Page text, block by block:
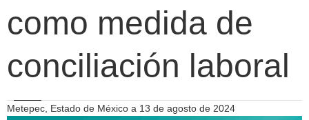
como medida de
conciliación laboral
Metepec, Estado de México a 13 de agosto de 2024